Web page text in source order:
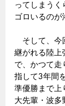
ってしまうく
ゴロいるのが
そして、今
継がれる陸上
で、かつて走
指して3年間
準優勝まで上
大先輩・波多